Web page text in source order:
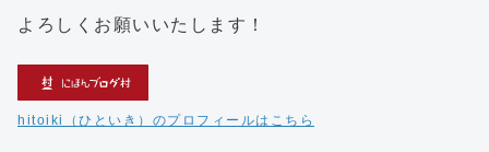
よろしくお願いいたします！
hitoiki（ひといき）のプロフィールはこちら